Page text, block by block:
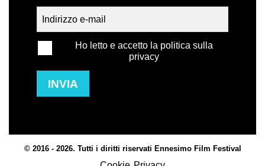
Ho letto e accetto la politica sulla
privacy
INVIA
© 2016 - 2026. Tutti i diritti riservati Ennesimo Film Festival